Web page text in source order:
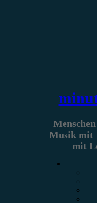
Musik mit
mit